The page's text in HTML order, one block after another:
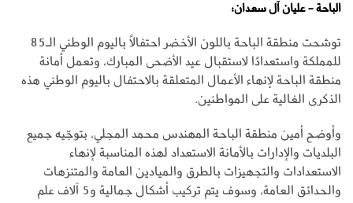
الباحة - عليان آل سعدان:
توشحت منطقة الباحة باللون الأخضر احتفالاً باليوم الوطني الـ85
للمملكة واستعدادًا لاستقبال عيد الأضحى المبارك، وتعمل أمانة
منطقة الباحة لإنهاء الأعمال المتعلقة بالاحتفال باليوم الوطني هذه
الذكرى الغالية على المواطنين.
وأوضح أمين منطقة الباحة المهندس محمد المجلي، بتوجّيه جميع
البلديات والإدارات بالأمانة الاستعداد لهذه المناسبة لإنهاء
الاستعدادات والتجهيزات بالطرق والميادين العامة والمتنزهات
والحدائق العامة، وسوف يتم تركيب أشكال جمالية و5 آلاف علم